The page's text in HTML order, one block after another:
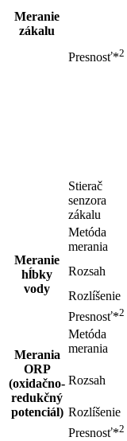
Meranie
zákalu
Presnosť*2
Stierač
senzora
zákalu
Meranie
hĺbky
vody
Metóda
merania
Rozsah
Rozlíšenie
Presnosť*2
Merania
ORP
(oxidačno-
redukčný
potenciál)
Metóda
merania
Rozsah
Rozlíšenie
Presnosť*2